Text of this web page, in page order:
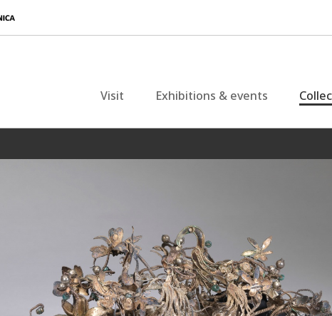
Visit Exhibitions & events